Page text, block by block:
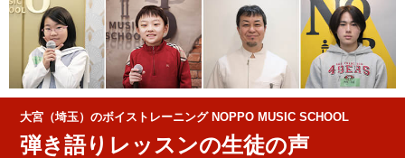
大宮（埼玉）のボイストレーニング NOPPO MUSIC SCHOOL
弾き語りレッスンの生徒の声